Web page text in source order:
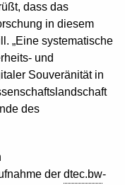
dass das
in diesem
„Eine systematische
und
Souveränität in
des
der dtec.bw-